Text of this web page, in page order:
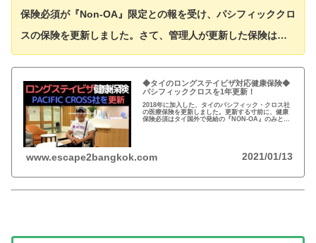
保険必須が『Non-OA』限定との報を受け、パシフィッククロ
スの保険を更新しました。 さて、管理人が更新した保険は…
◆タイのロングステイビザ対応健康保険◆
パシフィッククロスを1年更新！
2018年に加入した、タイのパシフィック・クロス社
の医療保険を更新しました。更新する寸前に、健康
保険必須はタイ国外で発給の『NON-OA』のみとの
www.escape2bangkok.com 2021/01/13